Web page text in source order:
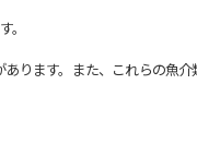
ます。また、これらの魚介